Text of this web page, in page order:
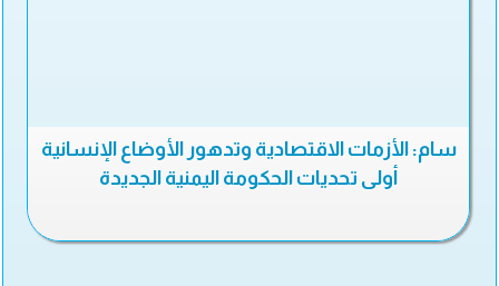
سام: الأزمات الاقتصادية وتدهور الأوضاع الإنسانية
أولى تحديات الحكومة اليمنية الجديدة